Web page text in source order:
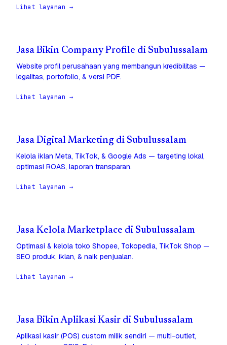
Lihat layanan →
Jasa Bikin Company Profile di Subulussalam
Website profil perusahaan yang membangun kredibilitas —
legalitas, portofolio, & versi PDF.
Lihat layanan →
Jasa Digital Marketing di Subulussalam
Kelola iklan Meta, TikTok, & Google Ads — targeting lokal,
optimasi ROAS, laporan transparan.
Lihat layanan →
Jasa Kelola Marketplace di Subulussalam
Optimasi & kelola toko Shopee, Tokopedia, TikTok Shop —
SEO produk, iklan, & naik penjualan.
Lihat layanan →
Jasa Bikin Aplikasi Kasir di Subulussalam
Aplikasi kasir (POS) custom milik sendiri — multi-outlet,